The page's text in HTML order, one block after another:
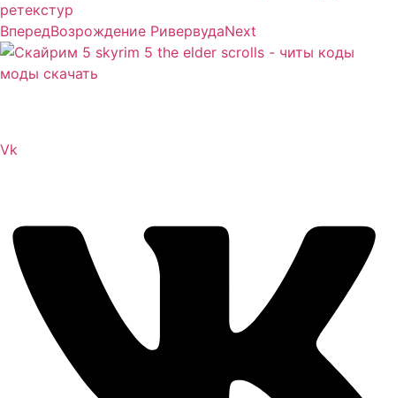
ретекстур
ВпередВозрождение РивервудаNext
Vk